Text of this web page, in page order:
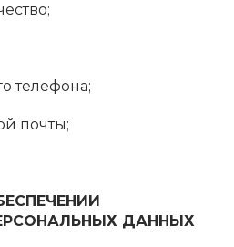
телефона;
почты;
ДАННЫХ